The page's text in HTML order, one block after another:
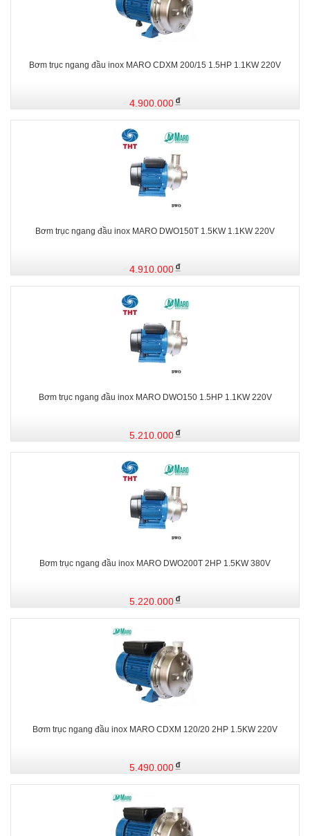
Bơm trục ngang đầu inox MARO CDXM 200/15 1.5HP 1.1KW 220V
4.900.000
Bơm trục ngang đầu inox MARO DWO150T 1.5KW 1.1KW 220V
4.910.000
Bơm trục ngang đầu inox MARO DWO150 1.5HP 1.1KW 220V
5.210.000
Bơm trục ngang đầu inox MARO DWO200T 2HP 1.5KW 380V
5.220.000
Bơm trục ngang đầu inox MARO CDXM 120/20 2HP 1.5KW 220V
5.490.000